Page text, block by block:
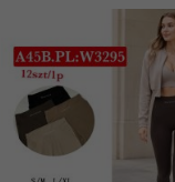
Klientów
ochronie danych
serwerach
pracownicy Sklepu.
Każdy Klient, który
ich weryfikacji,